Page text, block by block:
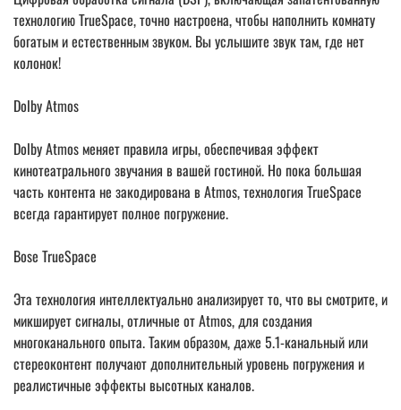
технологию TrueSpace, точно настроена, чтобы наполнить комнату
богатым и естественным звуком. Вы услышите звук там, где нет
колонок!
Dolby Atmos
Dolby Atmos меняет правила игры, обеспечивая эффект
кинотеатрального звучания в вашей гостиной. Но пока большая
часть контента не закодирована в Atmos, технология TrueSpace
всегда гарантирует полное погружение.
Bose TrueSpace
Эта технология интеллектуально анализирует то, что вы смотрите, и
микширует сигналы, отличные от Atmos, для создания
многоканального опыта. Таким образом, даже 5.1-канальный или
стереоконтент получают дополнительный уровень погружения и
реалистичные эффекты высотных каналов.